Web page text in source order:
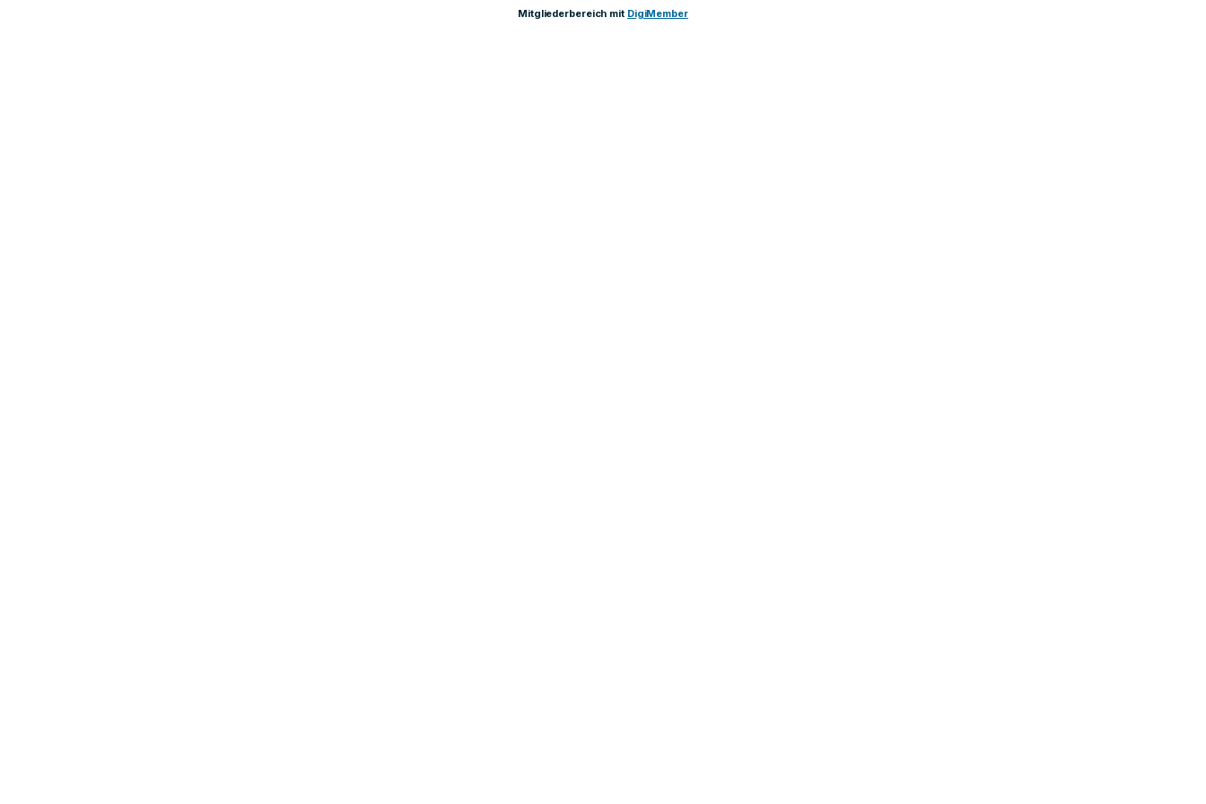
Mitgliederbereich mit DigiMember